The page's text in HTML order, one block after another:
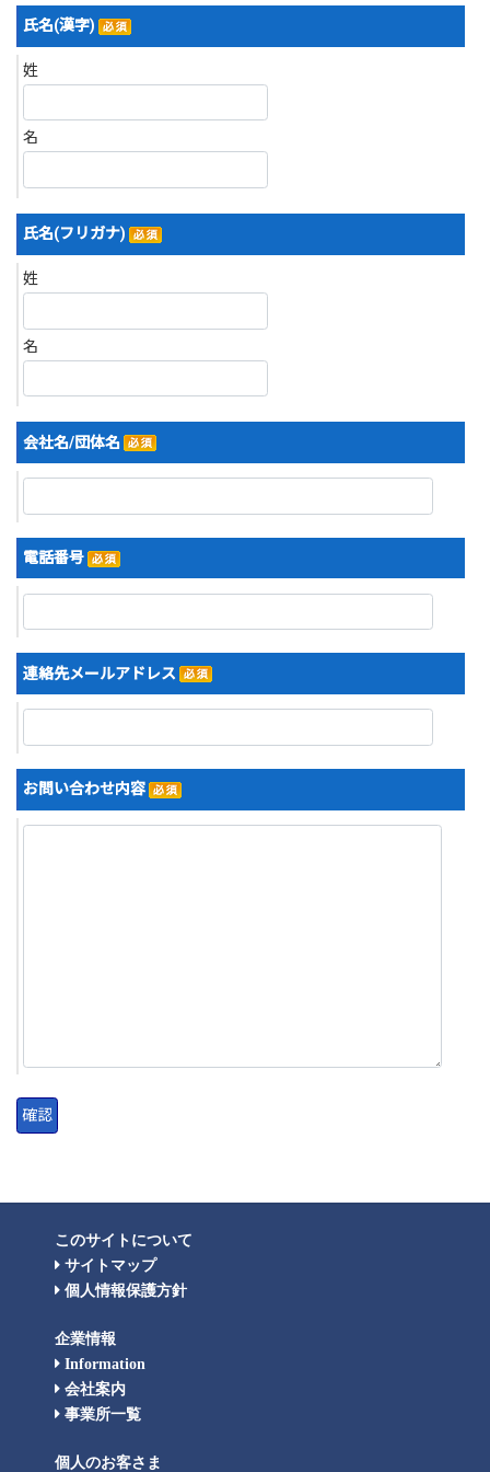
氏名(漢字)
姓
名
氏名(フリガナ)
姓
名
会社名/団体名
電話番号
連絡先メールアドレス
お問い合わせ内容
このサイトについて
サイトマップ
個人情報保護方針
企業情報
Information
会社案内
事業所一覧
個人のお客さま